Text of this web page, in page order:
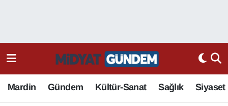
Mardin Gündem Kültür-Sanat Sağlık Siyaset